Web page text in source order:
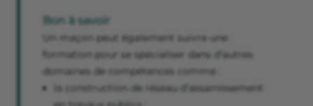
Bon à savoir
Un maçon peut également suivre une
formation pour se spécialiser dans d’autres
domaines de compétences comme :
la construction de réseau d’assainissement